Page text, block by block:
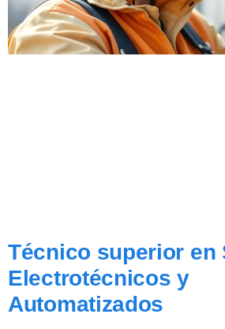
Técnico superior en
Electrotécnicos y
Automatizados